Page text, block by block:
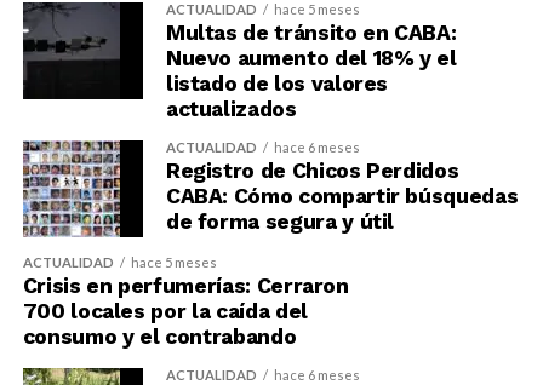
ACTUALIDAD hace 5 meses
Multas de tránsito en CABA:
Nuevo aumento del 18% y el
listado de los valores
actualizados
ACTUALIDAD hace 6 meses
Registro de Chicos Perdidos
CABA: Cómo compartir búsquedas
de forma segura y útil
ACTUALIDAD hace 5 meses
Crisis en perfumerías: Cerraron
700 locales por la caída del
consumo y el contrabando
ACTUALIDAD hace 6 meses